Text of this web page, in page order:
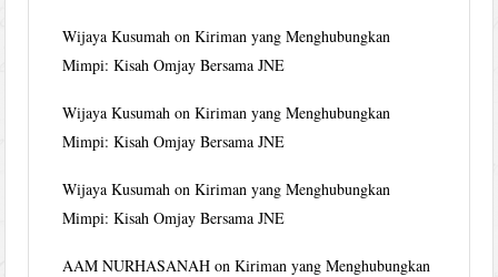
Wijaya Kusumah onKiriman yang Menghubungkan
Mimpi: Kisah Omjay Bersama JNE
Wijaya Kusumah onKiriman yang Menghubungkan
Mimpi: Kisah Omjay Bersama JNE
Wijaya Kusumah onKiriman yang Menghubungkan
Mimpi: Kisah Omjay Bersama JNE
AAM NURHASANAH onKiriman yang Menghubungkan